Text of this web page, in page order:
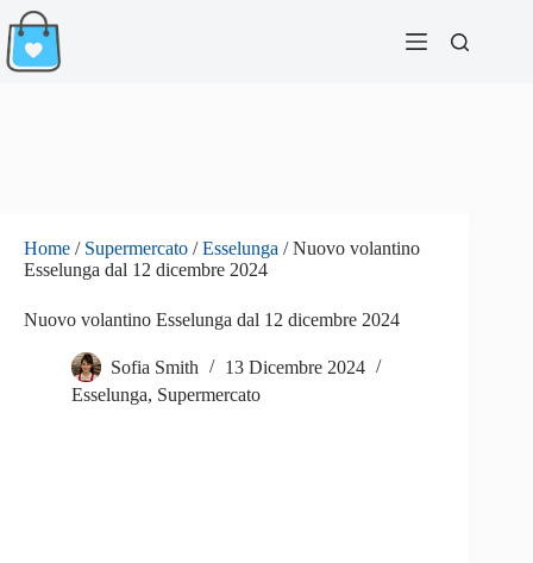
Salta
al
contenuto
Home / Supermercato /Esselunga /Nuovo volantino
Esselunga dal 12 dicembre 2024
Nuovo volantino Esselunga dal 12 dicembre 2024
Sofia Smith
13 Dicembre 2024
Esselunga, Supermercato